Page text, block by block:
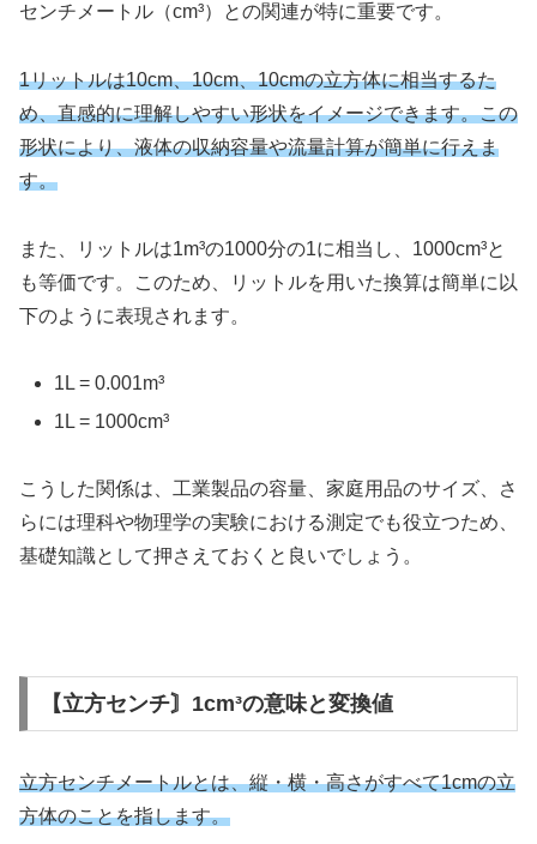
センチメートル（cm³）との関連が特に重要です。
1リットルは10cm、10cm、10cmの立方体に相当するた
め、直感的に理解しやすい形状をイメージできます。この
形状により、液体の収納容量や流量計算が簡単に行えま
す。
また、リットルは1m³の1000分の1に相当し、1000cm³と
も等価です。このため、リットルを用いた換算は簡単に以
下のように表現されます。
1L = 0.001m³
1L = 1000cm³
こうした関係は、工業製品の容量、家庭用品のサイズ、さ
らには理科や物理学の実験における測定でも役立つため、
基礎知識として押さえておくと良いでしょう。
【立方センチ〙1cm³の意味と変換値
立方センチメートルとは、縦・横・高さがすべて1cmの立
方体のことを指します。